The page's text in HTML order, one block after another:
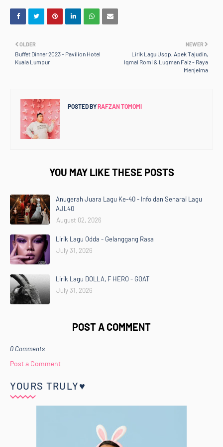
NEWER
Lirik Lagu Usop, Apek Tajudin,
Iqmal Romi & Luqman Faiz - Raya
Menjelma
OLDER
Buffet Dinner 2023 - Pavilion Hotel
Kuala Lumpur
POSTED BYRAFZAN TOMOMI
YOU MAY LIKE THESE POSTS
Anugerah Juara Lagu Ke-40 - Info dan Senarai Lagu
AJL40
August 02, 2026
Lirik Lagu Odda - Gelanggang Rasa
July 31, 2026
Lirik Lagu DOLLA, F HERO - GOAT
July 31, 2026
POST A COMMENT
0 Comments
Post a Comment
YOURS TRULY♥